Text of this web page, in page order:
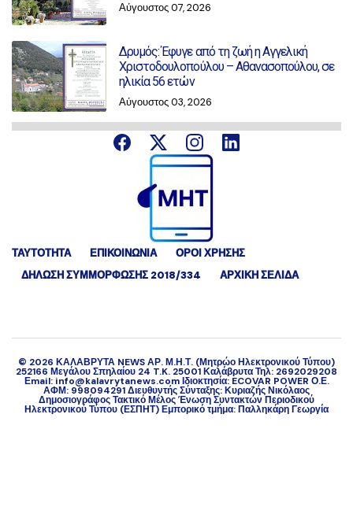
Αύγουστος 07, 2026
Δρυμός: Έφυγε από τη ζωή η Αγγελική
Χριστοδουλοπούλου – Αθανασοπούλου, σε
ηλικία 56 ετών
Αύγουστος 03, 2026
ΤΑΥΤΟΤΗΤΑ ΕΠΙΚΟΙΝΩΝΙΑ
ΟΡΟΙ ΧΡΗΣΗΣ
ΔΉΛΩΣΗ ΣΥΜΜΌΡΦΩΣΗΣ 2018/334
ΑΡΧΙΚΗ ΣΕΛΙΔΑ
© 2026 ΚΑΛΑΒΡΥΤΑ NEWS ΑΡ. Μ.Η.Τ. (Μητρώο Ηλεκτρονικού Τύπου)
252166 Μεγάλου Σπηλαίου 24 T.K. 25001 Καλάβρυτα Τηλ: 2692029208
Εmail: info@kalavrytanews.com Ιδιοκτησία: ECOVAR POWER Ο.Ε.
ΑΦΜ: 998094291 Διευθυντής Σύνταξης: Κυριαζής Νικόλαος
Δημοσιογράφος Τακτικό Μέλος Ένωση Συντακτών Περιοδικού
Ηλεκτρονικού Τύπου (ΕΣΠΗΤ) Εμπορικό τμήμα: Παλληκάρη Γεωργία